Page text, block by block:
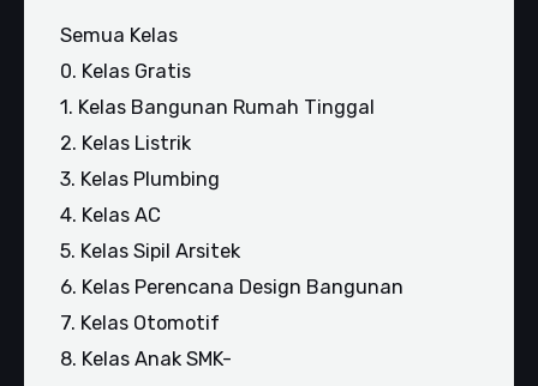
Semua Kelas
0. Kelas Gratis
1. Kelas Bangunan Rumah Tinggal
2. Kelas Listrik
3. Kelas Plumbing
4. Kelas AC
5. Kelas Sipil Arsitek
6. Kelas Perencana Design Bangunan
7. Kelas Otomotif
8. Kelas Anak SMK-